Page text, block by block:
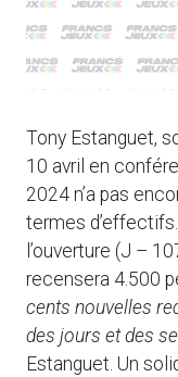
Tony Estanguet,
10 avril en
2024 n’a pas
termes
l’ouverture (J –
recensera 4.500
cents nouvelles
des jours et des
Estanguet. Un